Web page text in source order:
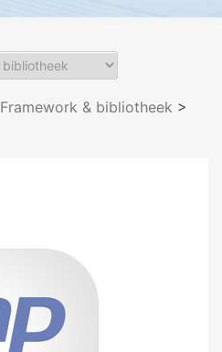
Framework & bibliotheek >